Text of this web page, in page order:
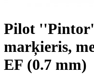
Pilot
marķieris,
EF (0.7 mm)